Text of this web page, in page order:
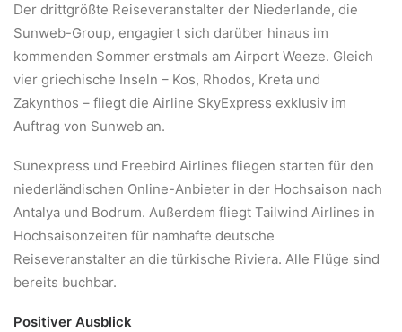
Der drittgrößte Reiseveranstalter der Niederlande, die
Sunweb-Group, engagiert sich darüber hinaus im
kommenden Sommer erstmals am Airport Weeze. Gleich
vier griechische Inseln – Kos, Rhodos, Kreta und
Zakynthos – fliegt die Airline SkyExpress exklusiv im
Auftrag von Sunweb an.
Sunexpress und Freebird Airlines fliegen starten für den
niederländischen Online-Anbieter in der Hochsaison nach
Antalya und Bodrum. Außerdem fliegt Tailwind Airlines in
Hochsaisonzeiten für namhafte deutsche
Reiseveranstalter an die türkische Riviera. Alle Flüge sind
bereits buchbar.
Positiver Ausblick